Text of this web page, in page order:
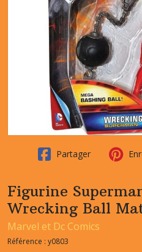
Partager
Figurine
Wrecking Ball
Marvel et Dc Comics
Référence : y0803